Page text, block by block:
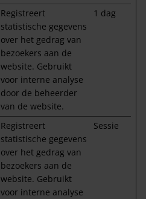
Registreert
statistische gegevens
over het gedrag van
bezoekers aan de
website. Gebruikt
voor interne analyse
door de beheerder
van de website.
1 dag
Registreert
statistische gegevens
over het gedrag van
bezoekers aan de
website. Gebruikt
voor interne analyse
Sessie